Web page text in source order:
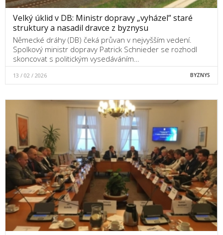
Velký úklid v DB: Ministr dopravy „vyházel” staré
struktury a nasadil dravce z byznysu
Německé dráhy (DB) čeká průvan v nejvyšším vedení.
Spolkový ministr dopravy Patrick Schnieder se rozhodl
skoncovat s politickým vysedáváním…
13 / 02 / 2026 BYZNYS